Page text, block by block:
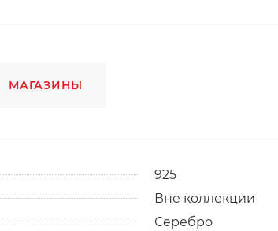
МАГАЗИНЫ
925
Вне коллекции
Серебро